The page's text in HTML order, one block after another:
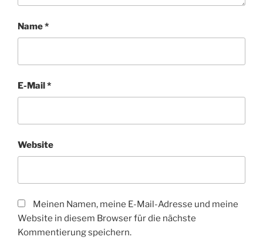
Name*
E-Mail*
Website
Meinen Namen, meine E-Mail-Adresse und meine
Website in diesem Browser für die nächste
Kommentierung speichern.